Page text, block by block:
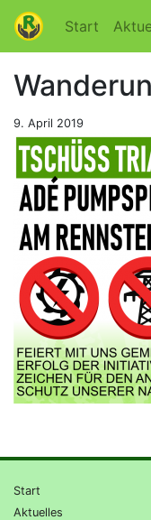
Start
9. April 2019
Start
Aktuelles